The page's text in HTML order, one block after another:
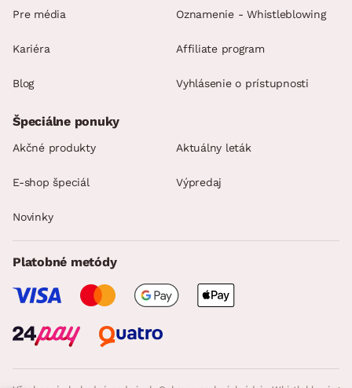
Pre média
Kariéra
Blog
Oznamenie - Whistleblowing
Affiliate program
Vyhlásenie o prístupnosti
Špeciálne ponuky
Akčné produkty Aktuálny leták
E-shop špeciál Výpredaj
Novinky
Platobné metódy